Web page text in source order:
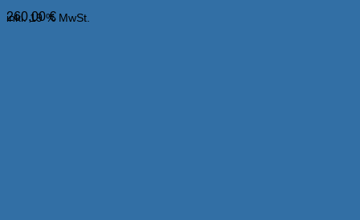
260,00€
inkl. 19 % MwSt.